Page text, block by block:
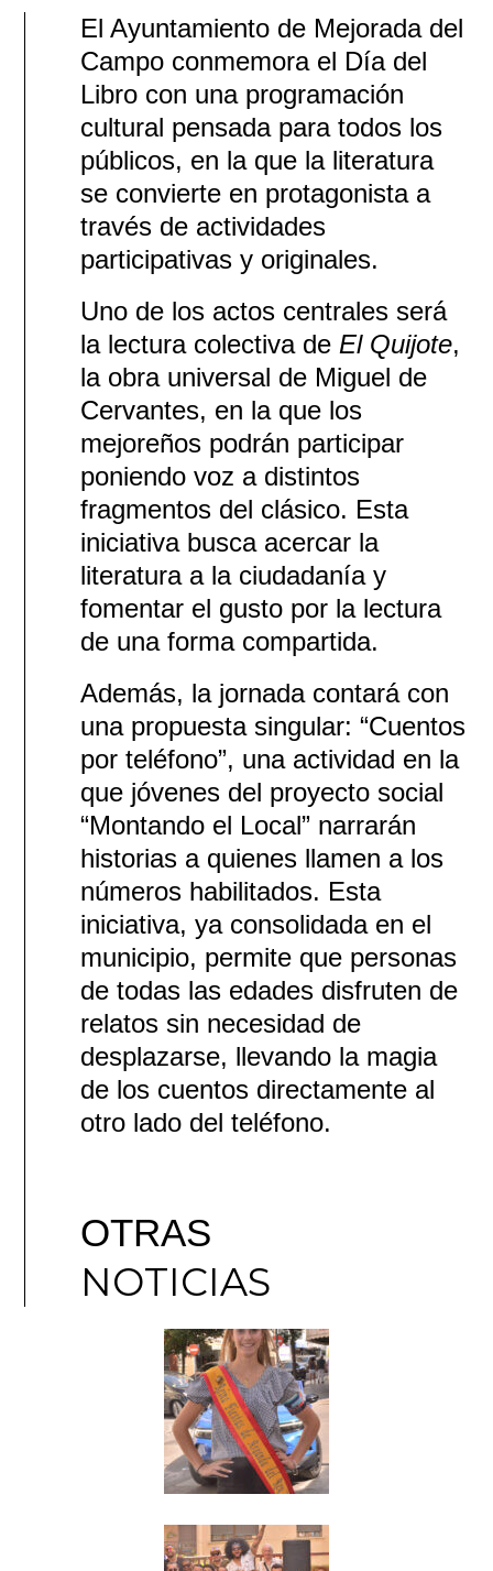
El Ayuntamiento de Mejorada del
Campo conmemora el Día del
Libro con una programación
cultural pensada para todos los
públicos, en la que la literatura
se convierte en protagonista a
través de actividades
participativas y originales.
Uno de los actos centrales será
la lectura colectiva de El Quijote,
la obra universal de Miguel de
Cervantes, en la que los
mejoreños podrán participar
poniendo voz a distintos
fragmentos del clásico. Esta
iniciativa busca acercar la
literatura a la ciudadanía y
fomentar el gusto por la lectura
de una forma compartida.
Además, la jornada contará con
una propuesta singular: “Cuentos
por teléfono”, una actividad en la
que jóvenes del proyecto social
“Montando el Local” narrarán
historias a quienes llamen a los
números habilitados. Esta
iniciativa, ya consolidada en el
municipio, permite que personas
de todas las edades disfruten de
relatos sin necesidad de
desplazarse, llevando la magia
de los cuentos directamente al
otro lado del teléfono.
OTRAS
NOTICIAS